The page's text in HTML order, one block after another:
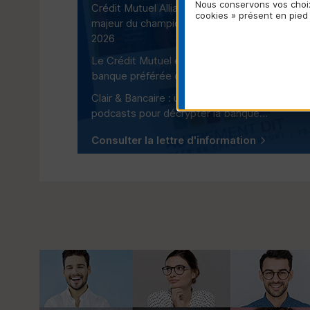
Crédit Mutuel Alliance Fédérale, partenaire
majeur du championnat d’Europe de Cécifoot
2026
Le Crédit Mutuel est une fois de plus la
banque préférée des Français
Clair & Bancaire : une nouvelle série de
podcasts pour décrypter la banque...
Consulter la lettre d'information
Nous conservons vos
cookies » présent en